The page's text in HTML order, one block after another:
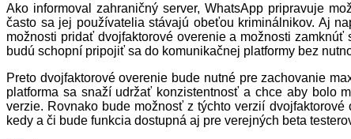
Ako informoval zahraničný server, WhatsApp pripravuje
často sa jej používatelia stávajú obeťou kriminálnikov. Aj
možnosti pridať dvojfaktorové overenie a možnosti
budú schopní pripojiť sa do komunikačnej platformy bez
Preto dvojfaktorové overenie bude nutné pre zachovanie
platforma sa snaží udržať konzistentnosť a chce aby bolo
verzie. Rovnako bude možnosť z týchto verzií
kedy a či bude funkcia dostupná aj pre verejných beta